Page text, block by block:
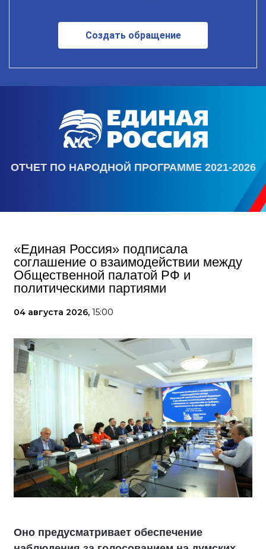
Создать обращение
ОТЧЕТ ПО НАРОДНОЙ ПРОГРАММЕ 2021-2026
«Единая Россия» подписала
соглашение о взаимодействии между
Общественной палатой РФ и
политическими партиями
04 августа 2026, 15:00
Оно предусматривает обеспечение